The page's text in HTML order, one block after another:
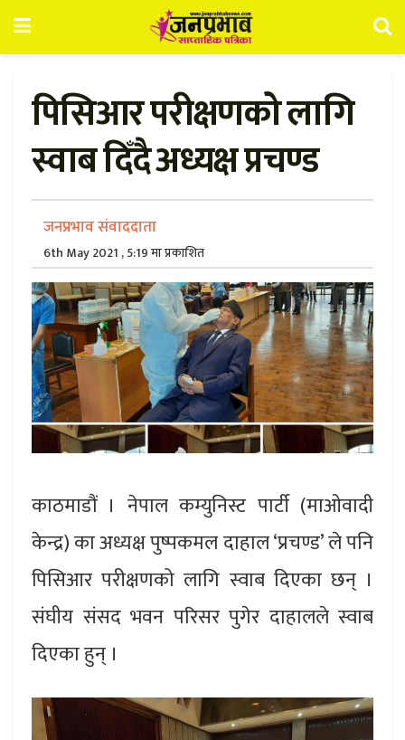
पिसिआर परीक्षणको लागि
स्वाब दिँदै अध्यक्ष प्रचण्ड
जनप्रभाव संवाददाता
6th May 2021 , 5:19 मा प्रकाशित
काठमाडौं । नेपाल कम्युनिस्ट पार्टी (माओवादी
केन्द्र) का अध्यक्ष पुष्पकमल दाहाल ‘प्रचण्ड’ ले पनि
पिसिआर परीक्षणको लागि स्वाब दिएका छन् ।
संघीय संसद भवन परिसर पुगेर दाहालले स्वाब
दिएका हुन् ।